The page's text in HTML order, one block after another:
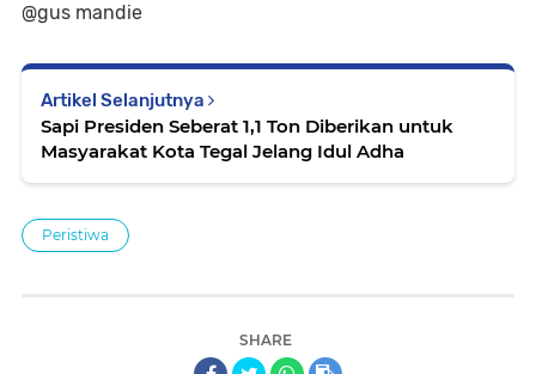
@gus mandie
Artikel Selanjutnya
Sapi Presiden Seberat 1,1 Ton Diberikan untuk
Masyarakat Kota Tegal Jelang Idul Adha
Peristiwa
SHARE